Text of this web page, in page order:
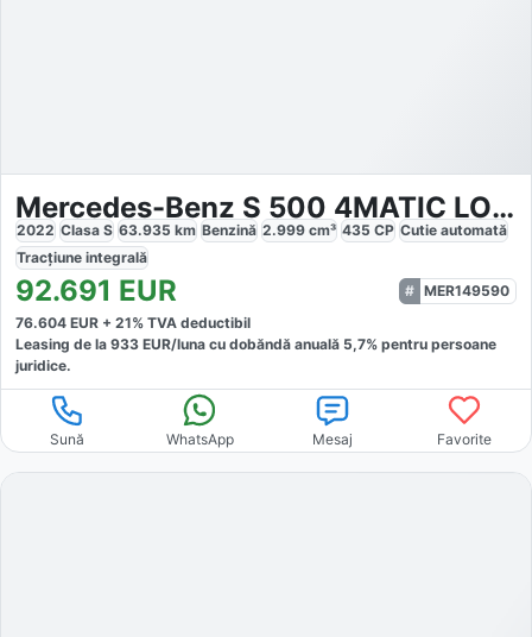
Mercedes-Benz S 500 4MATIC LONG AMG LINE
2022 Clasa S 63.935 km Benzină 2.999 cm³ 435 CP Cutie automată
Tracțiune integrală
92.691 EUR
MER149590
76.604 EUR + 21% TVA deductibil
Leasing de la 933 EUR/luna cu dobăndă anuală 5,7% pentru persoane
juridice.
Sună WhatsApp Mesaj Favorite